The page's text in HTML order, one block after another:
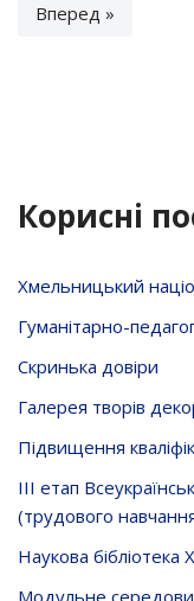
Вперед »
Корисні
Хмельницький
Гуманітарно-
Скринька довiри
Галерея творів
Підвищення
ІІІ етап
(трудового
Наукова бібліотека